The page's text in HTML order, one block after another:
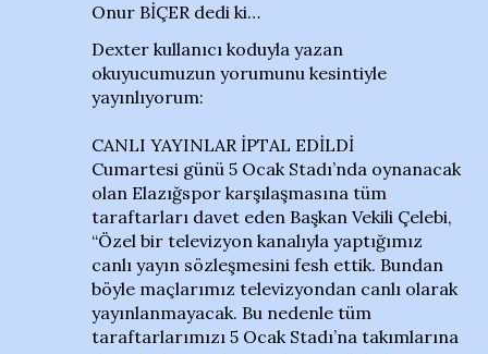
Onur BİÇER dedi ki…
Dexter kullanıcı koduyla yazan
okuyucumuzun yorumunu kesintiyle
yayınlıyorum:
CANLI YAYINLAR İPTAL EDİLDİ
Cumartesi günü 5 Ocak Stadı’nda oynanacak
olan Elazığspor karşılaşmasına tüm
taraftarları davet eden Başkan Vekili Çelebi,
“Özel bir televizyon kanalıyla yaptığımız
canlı yayın sözleşmesini fesh ettik. Bundan
böyle maçlarımız televizyondan canlı olarak
yayınlanmayacak. Bu nedenle tüm
taraftarlarımızı 5 Ocak Stadı’na takımlarına